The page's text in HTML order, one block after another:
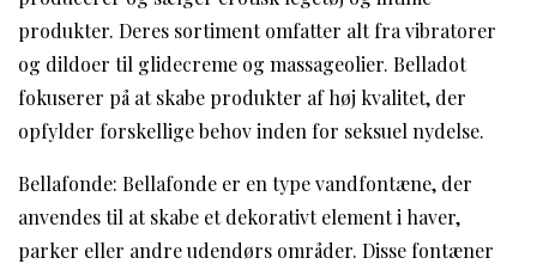
produkter. Deres sortiment omfatter alt fra vibratorer
og dildoer til glidecreme og massageolier. Belladot
fokuserer på at skabe produkter af høj kvalitet, der
opfylder forskellige behov inden for seksuel nydelse.
Bellafonde: Bellafonde er en type vandfontæne, der
anvendes til at skabe et dekorativt element i haver,
parker eller andre udendørs områder. Disse fontæner